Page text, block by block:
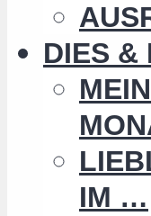
DIES &
MEIN
IM …